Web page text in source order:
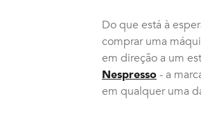
Do que está à
comprar uma
em direção a um
Nespresso- a
em qualquer uma